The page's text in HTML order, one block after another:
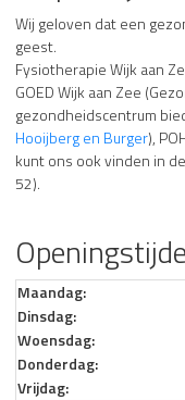
Wij geloven dat een
geest.
Fysiotherapie Wijk aan
GOED Wijk aan Zee
gezondheidscentrum
Hooijberg en Burger),
kunt ons ook vinden in
52).
Maandag:
Dinsdag:
Woensdag:
Donderdag:
Vrijdag: